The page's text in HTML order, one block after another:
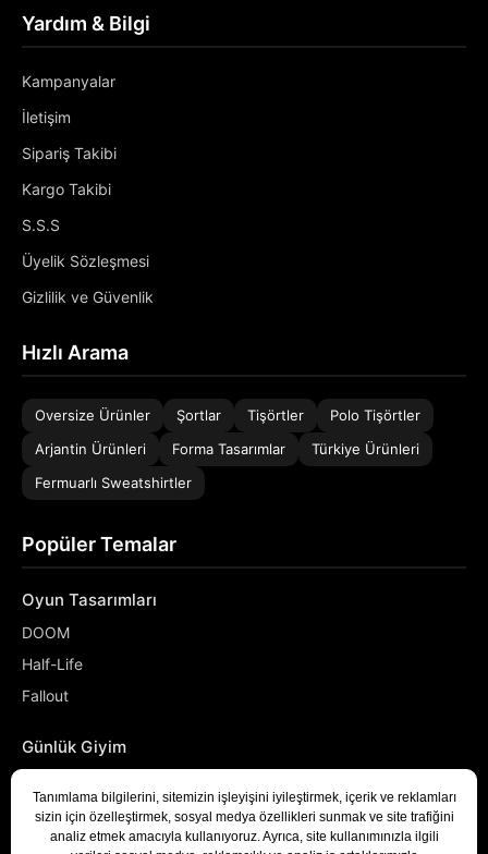
Yardım & Bilgi
Kampanyalar
İletişim
Sipariş Takibi
Kargo Takibi
S.S.S
Üyelik Sözleşmesi
Gizlilik ve Güvenlik
Hızlı Arama
Oversize Ürünler Şortlar Tişörtler
Polo Tişörtler
Arjantin Ürünleri
Forma Tasarımlar
Türkiye Ürünleri
Fermuarlı Sweatshirtler
Popüler Temalar
Oyun Tasarımları
DOOM
Half-Life
Fallout
Günlük Giyim
Denizci
Developer